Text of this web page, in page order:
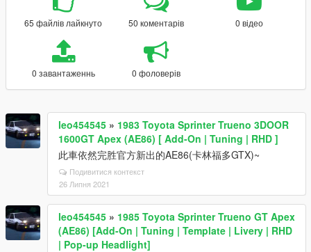
65 файлів лайкнуто 50 коментарів 0 відео
0 завантаженнь 0 фоловерів
leo454545 » 1983 Toyota Sprinter Trueno 3DOOR
1600GT Apex (AE86) [ Add-On | Tuning | RHD ]
此車依然完胜官方新出的AE86(卡林福多GTX)~
Подивитися контекст
26 Липня 2021
leo454545 » 1985 Toyota Sprinter Trueno GT Apex
(AE86) [Add-On | Tuning | Template | Livery | RHD
| Pop-up Headlight]